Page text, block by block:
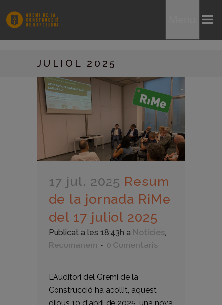
JULIOL 2025
17 jul. 2025 Resum
de la jornada RiMe
del 17 juliol 2025
Publicat a les 18:43h a Notícies,
Recomanem
0 Comentaris
L’Auditori del Gremi de la
Construcció ha acollit, aquest
dijous 10 d'abril de 2025, una nova